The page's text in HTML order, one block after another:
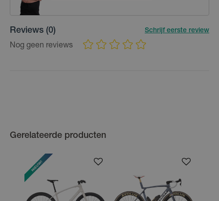
Reviews (0) Schrijf eerste review
Nog geen reviews
Gerelateerde producten